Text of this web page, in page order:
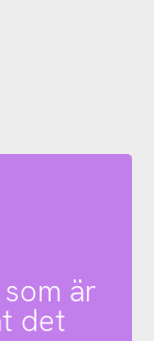
är
det